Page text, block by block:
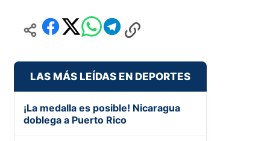
LAS MÁS LEÍDAS EN DEPORTES
¡La medalla es posible! Nicaragua
doblega a Puerto Rico